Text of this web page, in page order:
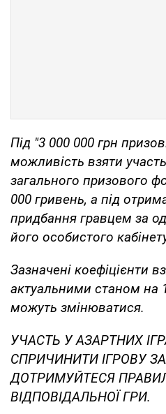
Під "3 000 000 грн
можливість взяти
загального призового
000 гривень, а під
придбання гравцем за
його особистого
Зазначені коефіцієнти
актуальними станом на
можуть змінюватися.
УЧАСТЬ У АЗАРТНИХ
СПРИЧИНИТИ ІГРОВУ
ДОТРИМУЙТЕСЯ
ВІДПОВІДАЛЬНОЇ ГРИ.